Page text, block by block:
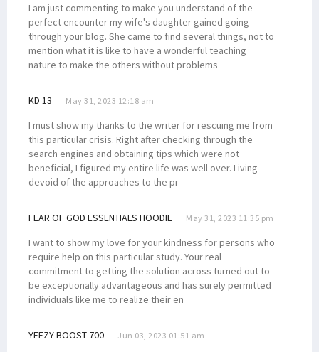
I am just commenting to make you understand of the
perfect encounter my wife's daughter gained going
through your blog. She came to find several things, not to
mention what it is like to have a wonderful teaching
nature to make the others without problems
KD 13 May 31, 2023 12:18 am
I must show my thanks to the writer for rescuing me from
this particular crisis. Right after checking through the
search engines and obtaining tips which were not
beneficial, I figured my entire life was well over. Living
devoid of the approaches to the pr
FEAR OF GOD ESSENTIALS HOODIE May 31, 2023 11:35 pm
I want to show my love for your kindness for persons who
require help on this particular study. Your real
commitment to getting the solution across turned out to
be exceptionally advantageous and has surely permitted
individuals like me to realize their en
YEEZY BOOST 700 Jun 03, 2023 01:51 am